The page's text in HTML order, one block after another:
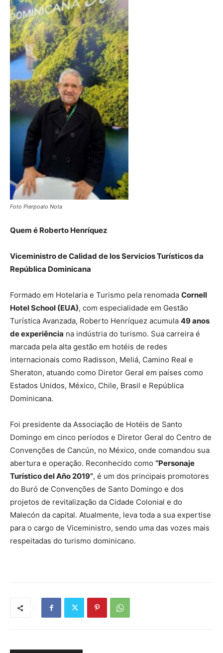
Foto Pierpoalo Nota
Quem é Roberto Henríquez
Viceministro de Calidad de los Servicios Turísticos da
República Dominicana
Formado em Hotelaria e Turismo pela renomada Cornell
Hotel School (EUA), com especialidade em Gestão
Turística Avanzada, Roberto Henríquez acumula 49 anos
de experiência na indústria do turismo. Sua carreira é
marcada pela alta gestão em hotéis de redes
internacionais como Radisson, Meliá, Camino Real e
Sheraton, atuando como Diretor Geral em países como
Estados Unidos, México, Chile, Brasil e República
Dominicana.
Foi presidente da Associação de Hotéis de Santo
Domingo em cinco períodos e Diretor Geral do Centro de
Convenções de Cancún, no México, onde comandou sua
abertura e operação. Reconhecido como “Personaje
Turístico del Año 2019”, é um dos principais promotores
do Buró de Convenções de Santo Domingo e dos
projetos de revitalização da Cidade Colonial e do
Malecón da capital. Atualmente, leva toda a sua expertise
para o cargo de Viceministro, sendo uma das vozes mais
respeitadas do turismo dominicano.